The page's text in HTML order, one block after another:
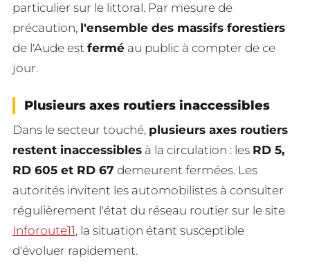
particulier sur le littoral. Par mesure de
précaution, l'ensemble des massifs forestiers
de l'Aude est fermé au public à compter de ce
jour.
Plusieurs axes routiers inaccessibles
Dans le secteur touché, plusieurs axes routiers
restent inaccessibles à la circulation : les RD 5,
RD 605 et RD 67 demeurent fermées. Les
autorités invitent les automobilistes à consulter
régulièrement l'état du réseau routier sur le site
Inforoute11, la situation étant susceptible
d'évoluer rapidement.